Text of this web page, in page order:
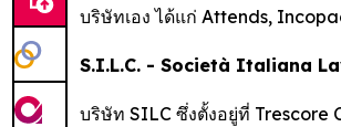
บริษัทเอง ได้แก่ Attends,
S.I.L.C. - Società Italiana
บริษัท SILC ซึ่งตั้งอยู่ที่